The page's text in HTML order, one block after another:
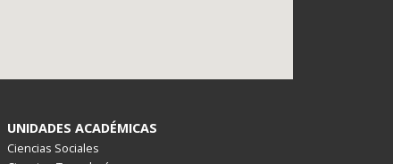
UNIDADES ACADÉMICAS
Ciencias Sociales